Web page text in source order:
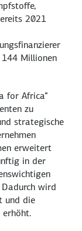
2021
Millionen
for Africa“
zu
strategische
erweitert
in der
wird
und die
erhöht.